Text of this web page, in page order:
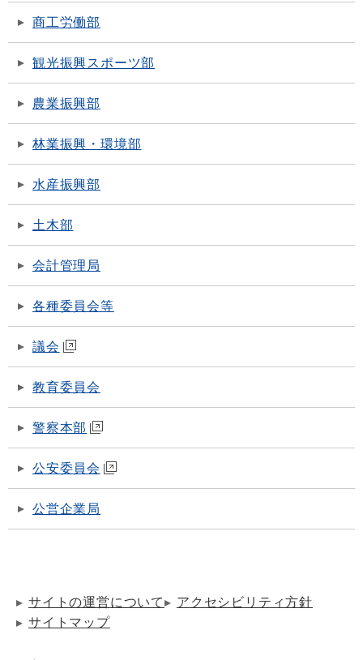
商工労働部
観光振興スポーツ部
農業振興部
林業振興・環境部
水産振興部
土木部
会計管理局
各種委員会等
議会
教育委員会
警察本部
公安委員会
公営企業局
サイトの運営について
アクセシビリティ方針
サイトマップ